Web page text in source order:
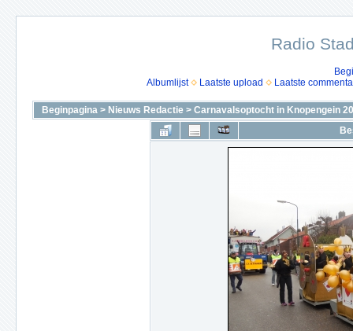
Radio
Albumlijst
Laatste upload Laatste
Beginpagina > Nieuws Redactie > Carnavalsoptocht in Knopengein